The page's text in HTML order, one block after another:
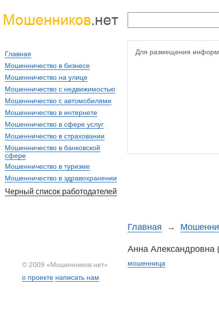
Для размещения
Главная →
Анна Александровна
мошенница
Главная
Мошенничество в бизнесе
Мошенничество на улице
Мошенничество с недвижимостью
Мошенничество с автомобилями
Мошенничество в интернете
Мошенничество в сфере услуг
Мошенничество в страховании
Мошенничество в банковской
сфере
Мошенничество в туризме
Мошенничество в здравохранении
Черный список работодателей
© 2009 «Мошенников.нет»
о проекте написать нам